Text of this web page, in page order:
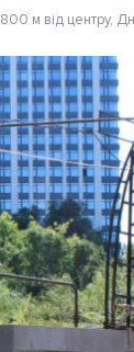
800 м від центру,